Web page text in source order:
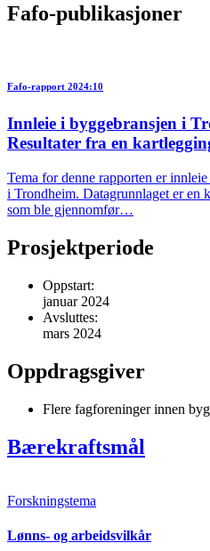
Fafo-publikasjoner
Fafo-rapport 2024:10
Innleie i byggebransjen i
Resultater fra en
Tema for denne rapporten er
i Trondheim. Datagrunnlaget er en
som ble gjennomfør…
Prosjektperiode
Oppstart:
januar 2024
Avsluttes:
mars 2024
Oppdragsgiver
Flere fagforeninger innen
Bærekraftsmål
Forskningstema
Lønns- og arbeidsvilkår